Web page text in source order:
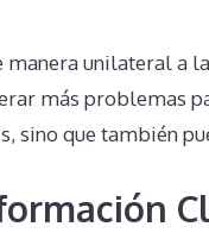
manera unilateral a
más problemas
sino que también